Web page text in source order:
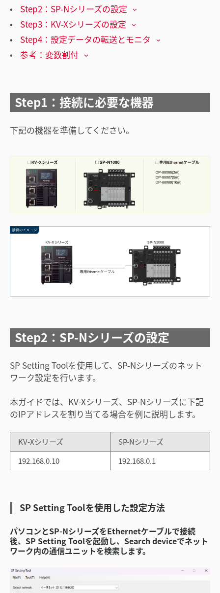
Step2：SP-Nシリーズの設定
Step3：KV-Xシリーズの設定
Step4：設定データの転送とモニタ
参考：変数割付
Step1：接続に必要な機器
下記の機器を準備してください。
Step2：SP-Nシリーズの設定
SP Setting Toolを使用して、SP-Nシリーズのネット
ワーク設定を行います。
本ガイドでは、KV-Xシリーズ、SP-Nシリーズに下記
のIPアドレスを割り当てる場合を例に説明します。
KV-Xシリーズ
SP-Nシリーズ
192.168.0.10
192.168.0.1
SP Setting Toolを使用した設定方法
パソコンとSP-NシリーズをEthernetケーブルで接続
後、SP Setting Toolを起動し、Search deviceでネット
ワーク内の通信ユニットを検索します。